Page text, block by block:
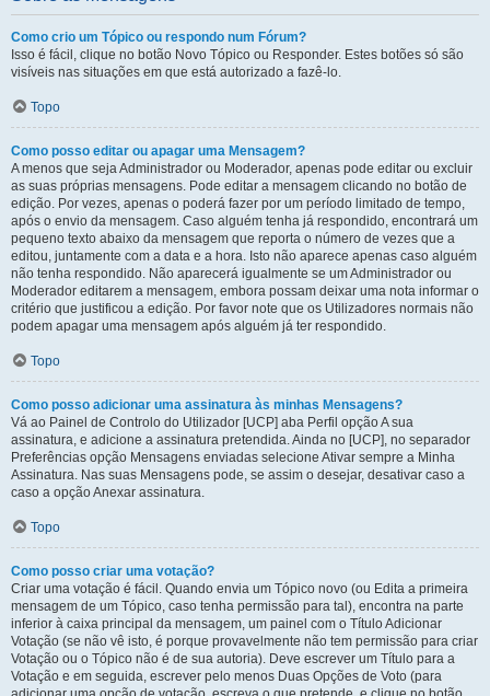
Como crio um Tópico ou respondo num Fórum?
Isso é fácil, clique no botão Novo Tópico ou Responder. Estes botões só são
visíveis nas situações em que está autorizado a fazê-lo.
Topo
Como posso editar ou apagar uma Mensagem?
A menos que seja Administrador ou Moderador, apenas pode editar ou excluir
as suas próprias mensagens. Pode editar a mensagem clicando no botão de
edição. Por vezes, apenas o poderá fazer por um período limitado de tempo,
após o envio da mensagem. Caso alguém tenha já respondido, encontrará um
pequeno texto abaixo da mensagem que reporta o número de vezes que a
editou, juntamente com a data e a hora. Isto não aparece apenas caso alguém
não tenha respondido. Não aparecerá igualmente se um Administrador ou
Moderador editarem a mensagem, embora possam deixar uma nota informar o
critério que justificou a edição. Por favor note que os Utilizadores normais não
podem apagar uma mensagem após alguém já ter respondido.
Topo
Como posso adicionar uma assinatura às minhas Mensagens?
Vá ao Painel de Controlo do Utilizador [UCP] aba Perfil opção A sua
assinatura, e adicione a assinatura pretendida. Ainda no [UCP], no separador
Preferências opção Mensagens enviadas selecione Ativar sempre a Minha
Assinatura. Nas suas Mensagens pode, se assim o desejar, desativar caso a
caso a opção Anexar assinatura.
Topo
Como posso criar uma votação?
Criar uma votação é fácil. Quando envia um Tópico novo (ou Edita a primeira
mensagem de um Tópico, caso tenha permissão para tal), encontra na parte
inferior à caixa principal da mensagem, um painel com o Título Adicionar
Votação (se não vê isto, é porque provavelmente não tem permissão para criar
Votação ou o Tópico não é de sua autoria). Deve escrever um Título para a
Votação e em seguida, escrever pelo menos Duas Opções de Voto (para